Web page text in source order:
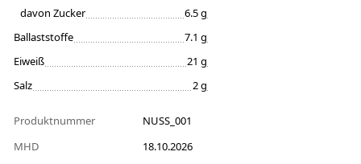
davon Zucker
6.5 g
Ballaststoffe
7.1 g
Eiweiß
21 g
Salz
2 g
Produktnummer
NUSS_001
MHD
18.10.2026